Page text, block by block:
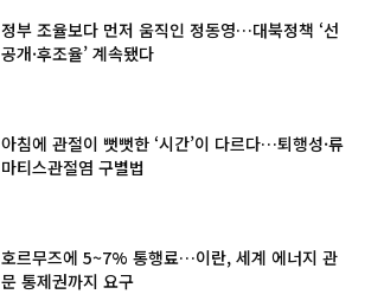
정부 조율보다 먼저 움직인 정동영…대북정책 ‘선
공개·후조율’ 계속됐다
아침에 관절이 뻣뻣한 ‘시간’이 다르다…퇴행성·류
마티스관절염 구별법
호르무즈에 5~7% 통행료…이란, 세계 에너지 관
문 통제권까지 요구